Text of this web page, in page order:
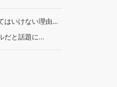
はいけない理由…
だと話題に…